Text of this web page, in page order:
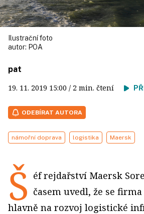
Ilustrační foto
autor: POA
pat
19. 11. 2019 15:00 / 2 min. čtení
ODEBÍRAT AUTORA
námořní doprava logistika Maersk
Š éf rejdařství Maersk
časem uvedl, že se
hlavně na rozvoj logistické